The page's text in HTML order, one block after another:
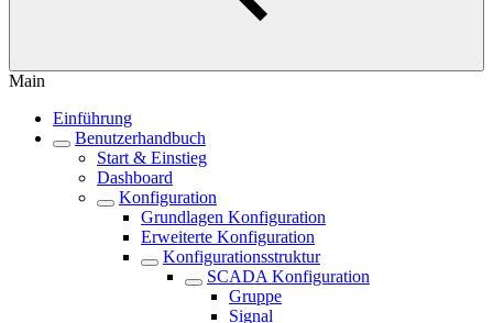
Main
Einführung
Benutzerhandbuch
Start & Einstieg
Dashboard
Konfiguration
Grundlagen Konfiguration
Erweiterte Konfiguration
Konfigurationsstruktur
SCADA Konfiguration
Gruppe
Signal